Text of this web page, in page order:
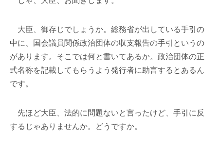
大臣、御存じでしょうか。総務省が出している手引の
中に、国会議員関係政治団体の収支報告の手引というの
があります。そこでは何と書いてあるか。政治団体の正
式名称を記載してもらうよう発行者に助言するとあるん
です。
先ほど大臣、法的に問題ないと言ったけど、手引に反
するじゃありませんか。どうですか。